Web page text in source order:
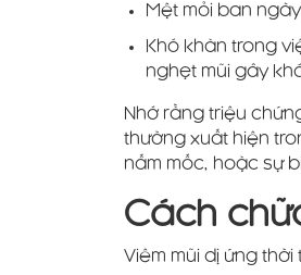
Mệt mỏi ban
Khó khăn trong
nghẹt mũi gây
Nhớ rằng triệu
thường xuất hiện
nấm mốc, hoặc sự
Cách
Viêm mũi dị ứng